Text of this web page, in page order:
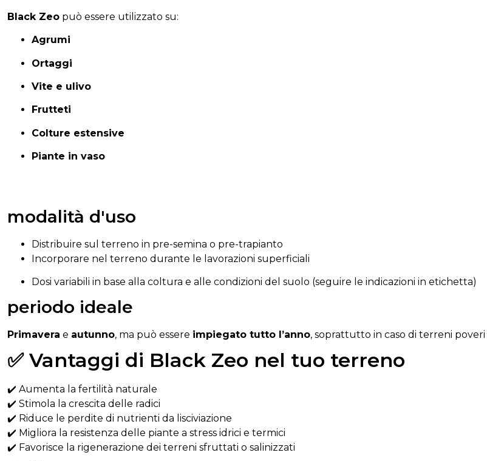
Black Zeo può essere utilizzato su:
Agrumi
Ortaggi
Vite e ulivo
Frutteti
Colture estensive
Piante in vaso
modalità d'uso
Distribuire sul terreno in pre-semina o pre-trapianto
Incorporare nel terreno durante le lavorazioni superficiali
Dosi variabili in base alla coltura e alle condizioni del suolo (seguire le indicazioni in etichetta)
periodo ideale
Primavera e autunno, ma può essere impiegato tutto l’anno, soprattutto in caso di terreni poveri
✅ Vantaggi di Black Zeo nel tuo terreno
✔️ Aumenta la fertilità naturale
✔️ Stimola la crescita delle radici
✔️ Riduce le perdite di nutrienti da lisciviazione
✔️ Migliora la resistenza delle piante a stress idrici e termici
✔️ Favorisce la rigenerazione dei terreni sfruttati o salinizzati